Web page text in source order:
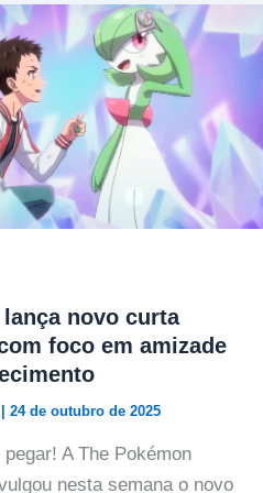
lança novo curta
foco em amizade
24 de outubro de 2025
pegar! A The Pokémon
nesta semana o novo